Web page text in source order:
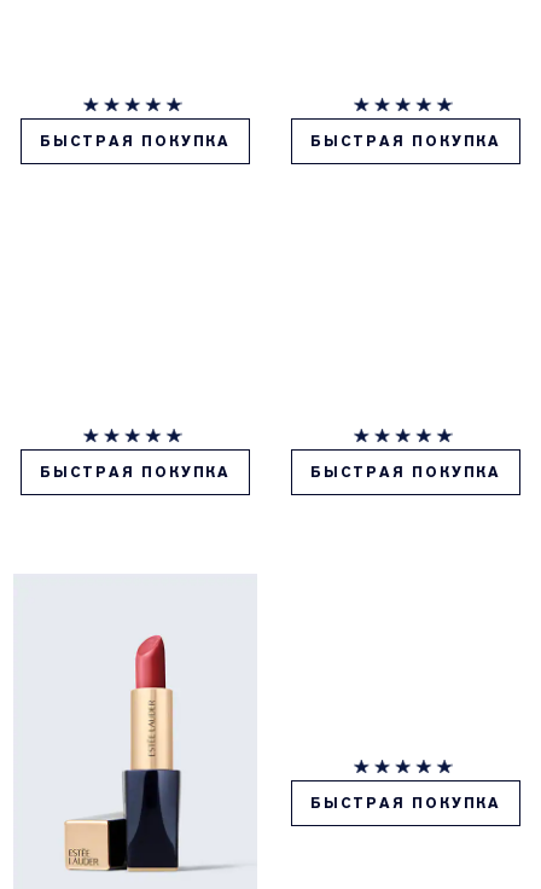
БЫСТРАЯ ПОКУПКА БЫСТРАЯ ПОКУПКА
БЫСТРАЯ ПОКУПКА БЫСТРАЯ ПОКУПКА
БЫСТРАЯ ПОКУПКА